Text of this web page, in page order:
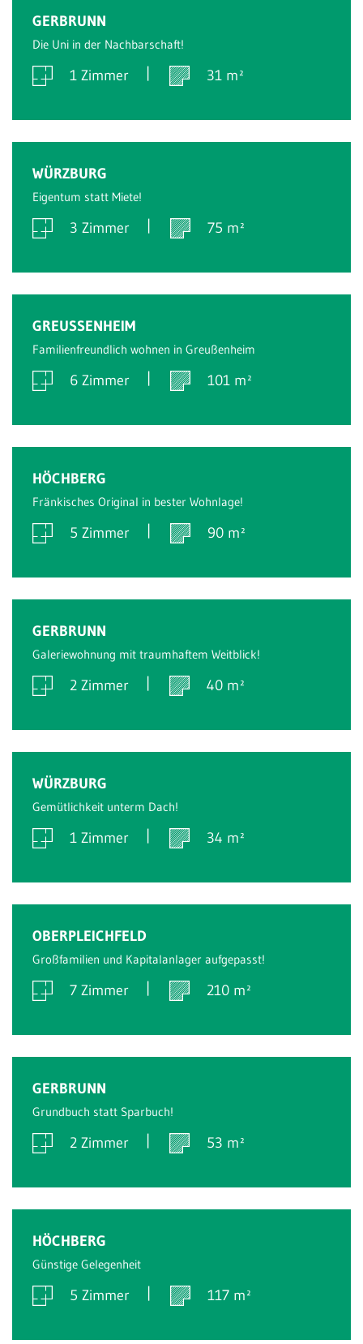
GERBRUNN
Die Uni in der Nachbarschaft!
1 Zimmer 31 m²
WÜRZBURG
Eigentum statt Miete!
3 Zimmer 75 m²
GREUSSENHEIM
Familienfreundlich wohnen in Greußenheim
6 Zimmer 101 m²
HÖCHBERG
Fränkisches Original in bester Wohnlage!
5 Zimmer 90 m²
GERBRUNN
Galeriewohnung mit traumhaftem Weitblick!
2 Zimmer 40 m²
WÜRZBURG
Gemütlichkeit unterm Dach!
1 Zimmer 34 m²
OBERPLEICHFELD
Großfamilien und Kapitalanlager aufgepasst!
7 Zimmer 210 m²
GERBRUNN
Grundbuch statt Sparbuch!
2 Zimmer 53 m²
HÖCHBERG
Günstige Gelegenheit
5 Zimmer 117 m²